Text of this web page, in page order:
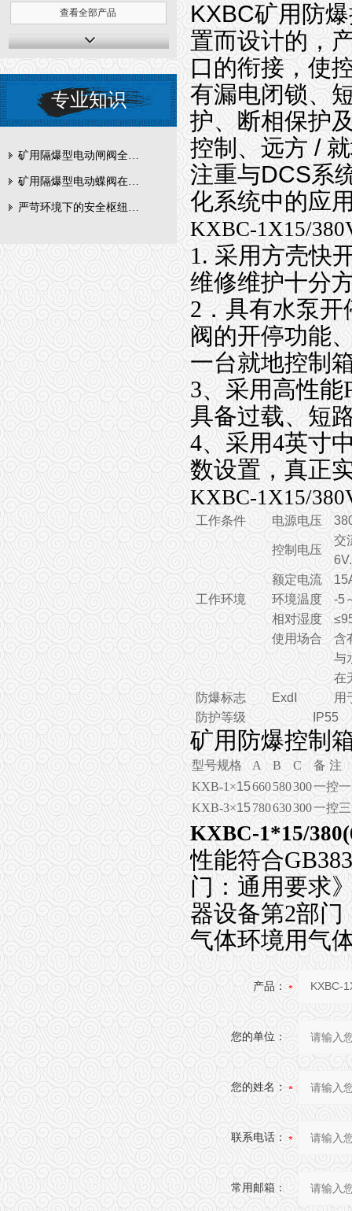
查看全部产品
专业知识
矿用隔爆型电动闸阀全周期维护与故障排查要点
矿用隔爆型电动蝶阀在瓦斯管道控制中的防爆设计与安全标准解析
严苛环境下的安全枢纽：矿用隔爆型电动闸阀的技术剖析
KXBC矿用防
置而设计的，
口的衔接，使
有漏电闭锁、
护、断相保护
控制、远方/
注重与DCS系
化系统中的应
KXBC-1X15/
1. 采用方壳快
维修维护十分
2．具有水泵
阀的开停功能
一台就地控制
3、采用高性
具备过载、短
4、采用4英寸
数设置，真正
KXBC-1X15/
工作条件 电源电压
控制电压
交
额定电流
工作环境
环境温度 -5
相对湿度
使用场合
含
与
在
防爆标志
Exd
用
防护等级
IP55
矿用防爆控制
型号规格 A B C
备 注
KXB-1 ×15660580300一控一
KXB-3×15780630300一控三
KXBC-1*15/
性能符合
门：通用要求
器设备第2部门
气体环境用气
产品：
您的单位：
您的姓名：
联系电话：
常用邮箱：